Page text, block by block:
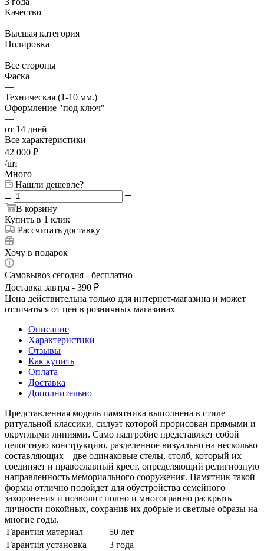
Качество
—
Высшая категория
Полировка
—
Все стороны
Фаска
—
Техническая (1-10 мм.)
Оформление "под ключ"
—
от 14 дней
Все характеристики
42 000 ₽
/шт
Много
Нашли дешевле?
В корзину
Купить в 1 клик
Рассчитать доставку
Хочу в подарок
Самовывоз сегодня - бесплатно
Доставка завтра - 390 ₽
Цена действительна только для интернет-магазина и может
отличаться от цен в розничных магазинах
Описание
Характеристики
Отзывы
Как купить
Оплата
Доставка
Дополнительно
Представленная модель памятника выполнена в стиле
ритуальной классики, силуэт которой прорисован прямыми и
округлыми линиями. Само надгробие представляет собой
целостную конструкцию, разделенное визуально на несколько
составляющих – две одинаковые стелы, столб, который их
соединяет и православный крест, определяющий религиозную
направленность мемориального сооружения. Памятник такой
формы отлично подойдет для обустройства семейного
захоронения и позволит полно и многогранно раскрыть
личности покойных, сохранив их добрые и светлые образы на
многие годы.
Гарантия материал
50 лет
Гарантия установка
3 года